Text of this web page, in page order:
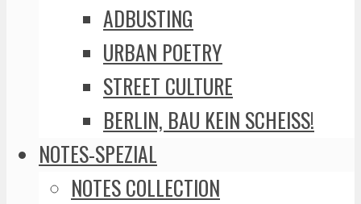
ADBUSTING
URBAN POETRY
STREET CULTURE
BERLIN, BAU KEIN SCHEISS!
NOTES-SPEZIAL
NOTES COLLECTION